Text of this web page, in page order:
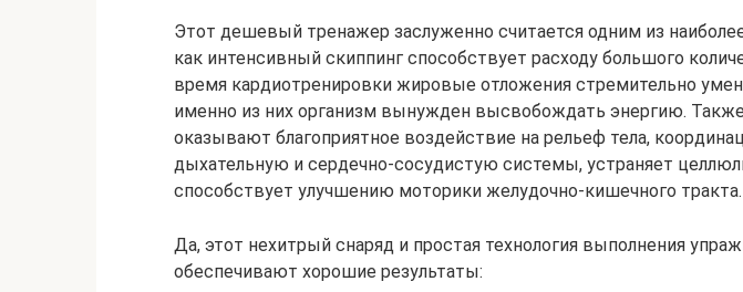
Этот дешевый тренажер заслуженно считается одним из
как интенсивный скиппинг способствует расходу большого
время кардиотренировки жировые отложения стремительно
именно из них организм вынужден высвобождать энергию. Также
оказывают благоприятное воздействие на рельеф тела,
дыхательную и сердечно-сосудистую системы, устраняет
способствует улучшению моторики желудочно-кишечного тракта.
Да, этот нехитрый снаряд и простая технология выполнения
обеспечивают хорошие результаты: